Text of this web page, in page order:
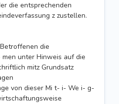
die entsprechenden
z zustellen.
die
unter Hinweis auf die
mitz Grundsatz
von dieser Mi t- i- We i- g-